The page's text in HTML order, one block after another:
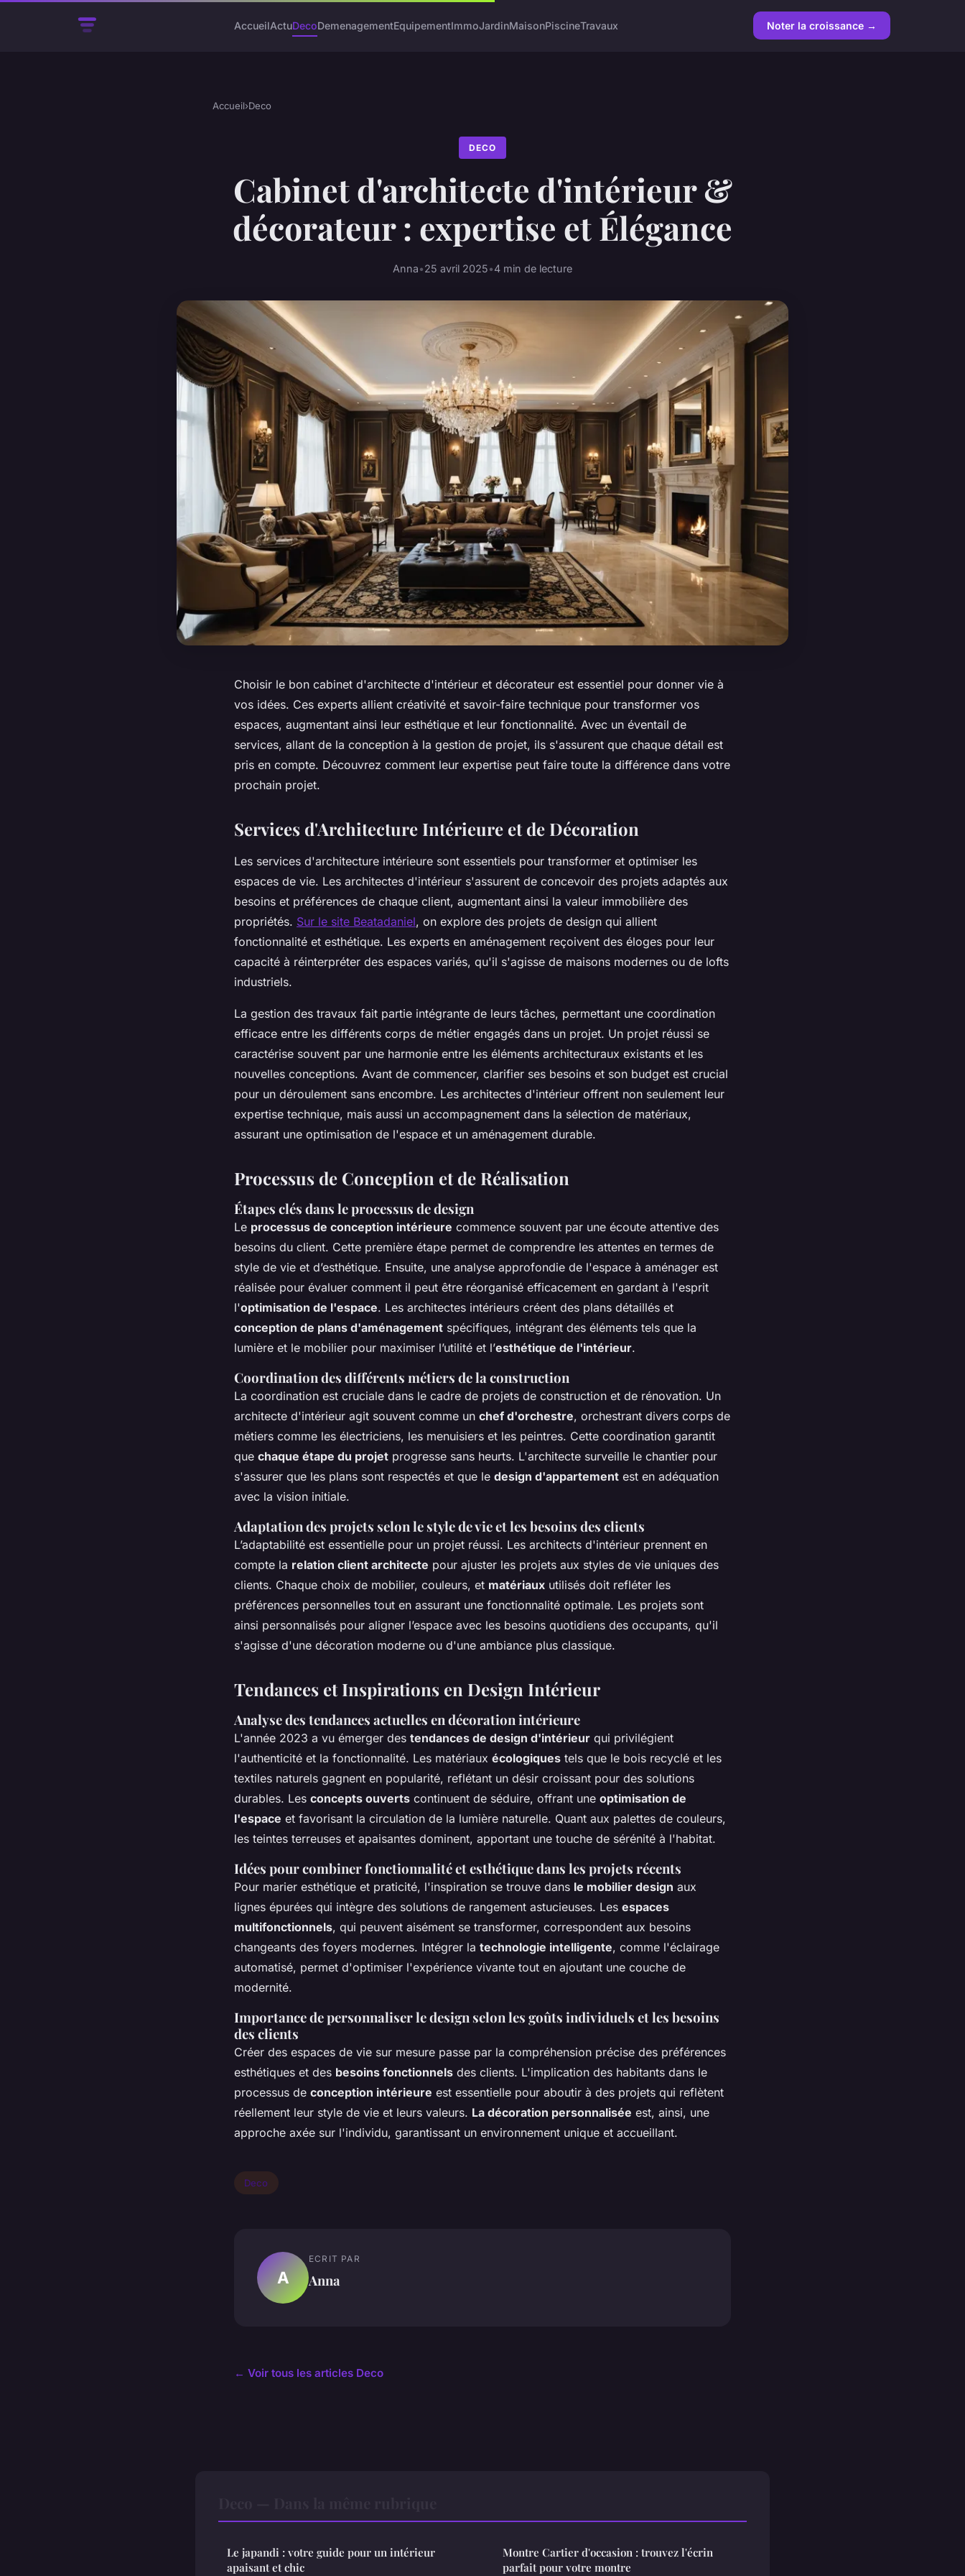
AccueilActuDecoDemenagementEquipementImmoJardinMaisonPiscineTravaux Noter la croissance →
Accueil›Deco
DECO
Cabinet d'architecte d'intérieur &
décorateur : expertise et Élégance
Anna•25 avril 2025•4 min de lecture
Choisir le bon cabinet d'architecte d'intérieur et décorateur est essentiel pour donner vie à
vos idées. Ces experts allient créativité et savoir-faire technique pour transformer vos
espaces, augmentant ainsi leur esthétique et leur fonctionnalité. Avec un éventail de
services, allant de la conception à la gestion de projet, ils s'assurent que chaque détail est
pris en compte. Découvrez comment leur expertise peut faire toute la différence dans votre
prochain projet.
Services d'Architecture Intérieure et de Décoration
Les services d'architecture intérieure sont essentiels pour transformer et optimiser les
espaces de vie. Les architectes d'intérieur s'assurent de concevoir des projets adaptés aux
besoins et préférences de chaque client, augmentant ainsi la valeur immobilière des
propriétés. Sur le site Beatadaniel, on explore des projets de design qui allient
fonctionnalité et esthétique. Les experts en aménagement reçoivent des éloges pour leur
capacité à réinterpréter des espaces variés, qu'il s'agisse de maisons modernes ou de lofts
industriels.
La gestion des travaux fait partie intégrante de leurs tâches, permettant une coordination
efficace entre les différents corps de métier engagés dans un projet. Un projet réussi se
caractérise souvent par une harmonie entre les éléments architecturaux existants et les
nouvelles conceptions. Avant de commencer, clarifier ses besoins et son budget est crucial
pour un déroulement sans encombre. Les architectes d'intérieur offrent non seulement leur
expertise technique, mais aussi un accompagnement dans la sélection de matériaux,
assurant une optimisation de l'espace et un aménagement durable.
Processus de Conception et de Réalisation
Étapes clés dans le processus de design
Le processus de conception intérieure commence souvent par une écoute attentive des
besoins du client. Cette première étape permet de comprendre les attentes en termes de
style de vie et d’esthétique. Ensuite, une analyse approfondie de l'espace à aménager est
réalisée pour évaluer comment il peut être réorganisé efficacement en gardant à l'esprit
l'optimisation de l'espace. Les architectes intérieurs créent des plans détaillés et
conception de plans d'aménagement spécifiques, intégrant des éléments tels que la
lumière et le mobilier pour maximiser l’utilité et l’esthétique de l'intérieur.
Coordination des différents métiers de la construction
La coordination est cruciale dans le cadre de projets de construction et de rénovation. Un
architecte d'intérieur agit souvent comme un chef d'orchestre, orchestrant divers corps de
métiers comme les électriciens, les menuisiers et les peintres. Cette coordination garantit
que chaque étape du projet progresse sans heurts. L'architecte surveille le chantier pour
s'assurer que les plans sont respectés et que le design d'appartement est en adéquation
avec la vision initiale.
Adaptation des projets selon le style de vie et les besoins des clients
L’adaptabilité est essentielle pour un projet réussi. Les architects d'intérieur prennent en
compte la relation client architecte pour ajuster les projets aux styles de vie uniques des
clients. Chaque choix de mobilier, couleurs, et matériaux utilisés doit refléter les
préférences personnelles tout en assurant une fonctionnalité optimale. Les projets sont
ainsi personnalisés pour aligner l’espace avec les besoins quotidiens des occupants, qu'il
s'agisse d'une décoration moderne ou d'une ambiance plus classique.
Tendances et Inspirations en Design Intérieur
Analyse des tendances actuelles en décoration intérieure
L'année 2023 a vu émerger des tendances de design d'intérieur qui privilégient
l'authenticité et la fonctionnalité. Les matériaux écologiques tels que le bois recyclé et les
textiles naturels gagnent en popularité, reflétant un désir croissant pour des solutions
durables. Les concepts ouverts continuent de séduire, offrant une optimisation de
l'espace et favorisant la circulation de la lumière naturelle. Quant aux palettes de couleurs,
les teintes terreuses et apaisantes dominent, apportant une touche de sérénité à l'habitat.
Idées pour combiner fonctionnalité et esthétique dans les projets récents
Pour marier esthétique et praticité, l'inspiration se trouve dans le mobilier design aux
lignes épurées qui intègre des solutions de rangement astucieuses. Les espaces
multifonctionnels, qui peuvent aisément se transformer, correspondent aux besoins
changeants des foyers modernes. Intégrer la technologie intelligente, comme l'éclairage
automatisé, permet d'optimiser l'expérience vivante tout en ajoutant une couche de
modernité.
Importance de personnaliser le design selon les goûts individuels et les besoins
des clients
Créer des espaces de vie sur mesure passe par la compréhension précise des préférences
esthétiques et des besoins fonctionnels des clients. L'implication des habitants dans le
processus de conception intérieure est essentielle pour aboutir à des projets qui reflètent
réellement leur style de vie et leurs valeurs. La décoration personnalisée est, ainsi, une
approche axée sur l'individu, garantissant un environnement unique et accueillant.
Deco
A
ECRIT PAR
Anna
← Voir tous les articles Deco
Le japandi : votre guide pour un intérieur
apaisant et chic
Montre Cartier d'occasion : trouvez l'écrin
parfait pour votre montre